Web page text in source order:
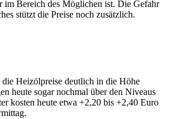
im Bereich des Möglichen ist. Die Gefahr
stützt die Preise noch zusätzlich.
Heizölpreise deutlich in die Höhe
heute sogar nochmal über den Niveaus
kosten heute etwa +2,20 bis +2,40 Euro